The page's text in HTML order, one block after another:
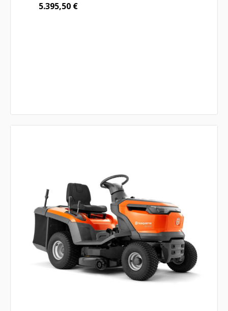
5.395,50 €